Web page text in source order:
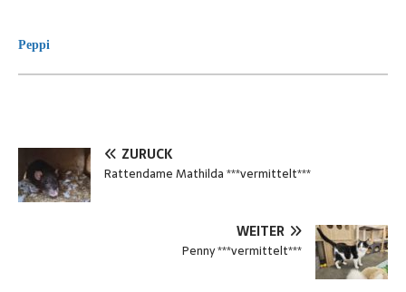
Peppi
ZURÜCK
Rattendame Mathilda ***vermittelt***
WEITER
Penny ***vermittelt***